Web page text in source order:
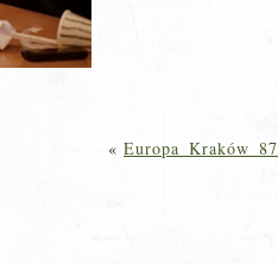
« Europa_Kraków_87